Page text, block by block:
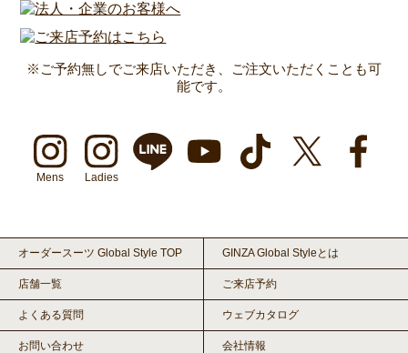
※ご予約無しでご来店いただき、ご注文いただくことも可
能です。
Mens Ladies
オーダースーツ Global Style TOP GINZA Global Styleとは
店舗一覧 ご来店予約
よくある質問 ウェブカタログ
お問い合わせ 会社情報